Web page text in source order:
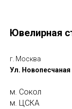
Ювелирная
г. Москва
Ул. Новопесчаная
м. Сокол
м. ЦСКА